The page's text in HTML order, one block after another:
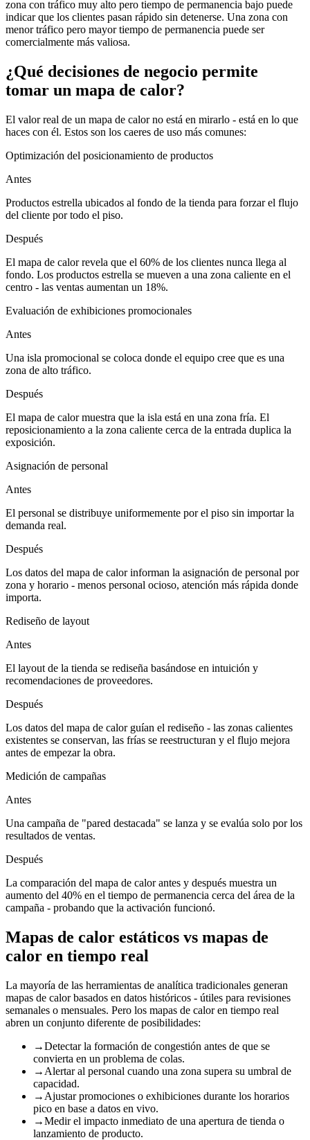
zona con tráfico muy alto pero tiempo de permanencia bajo puede
indicar que los clientes pasan rápido sin detenerse. Una zona con
menor tráfico pero mayor tiempo de permanencia puede ser
comercialmente más valiosa.
¿Qué decisiones de negocio permite
tomar un mapa de calor?
El valor real de un mapa de calor no está en mirarlo - está en lo que
haces con él. Estos son los caeres de uso más comunes:
Optimización del posicionamiento de productos
Antes
Productos estrella ubicados al fondo de la tienda para forzar el flujo
del cliente por todo el piso.
Después
El mapa de calor revela que el 60% de los clientes nunca llega al
fondo. Los productos estrella se mueven a una zona caliente en el
centro - las ventas aumentan un 18%.
Evaluación de exhibiciones promocionales
Antes
Una isla promocional se coloca donde el equipo cree que es una
zona de alto tráfico.
Después
El mapa de calor muestra que la isla está en una zona fría. El
reposicionamiento a la zona caliente cerca de la entrada duplica la
exposición.
Asignación de personal
Antes
El personal se distribuye uniformemente por el piso sin importar la
demanda real.
Después
Los datos del mapa de calor informan la asignación de personal por
zona y horario - menos personal ocioso, atención más rápida donde
importa.
Rediseño de layout
Antes
El layout de la tienda se rediseña basándose en intuición y
recomendaciones de proveedores.
Después
Los datos del mapa de calor guían el rediseño - las zonas calientes
existentes se conservan, las frías se reestructuran y el flujo mejora
antes de empezar la obra.
Medición de campañas
Antes
Una campaña de "pared destacada" se lanza y se evalúa solo por los
resultados de ventas.
Después
La comparación del mapa de calor antes y después muestra un
aumento del 40% en el tiempo de permanencia cerca del área de la
campaña - probando que la activación funcionó.
Mapas de calor estáticos vs mapas de
calor en tiempo real
La mayoría de las herramientas de analítica tradicionales generan
mapas de calor basados en datos históricos - útiles para revisiones
semanales o mensuales. Pero los mapas de calor en tiempo real
abren un conjunto diferente de posibilidades:
→Detectar la formación de congestión antes de que se
convierta en un problema de colas.
→ Alertar al personal cuando una zona supera su umbral de
capacidad.
→ Ajustar promociones o exhibiciones durante los horarios
pico en base a datos en vivo.
→Medir el impacto inmediato de una apertura de tienda o
lanzamiento de producto.